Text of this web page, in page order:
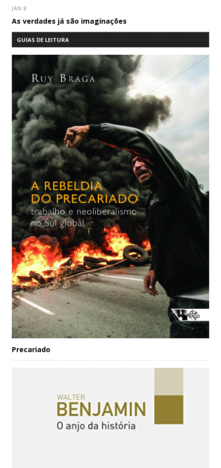
JAN 8
As verdades já são imaginações
GUIAS DE LEITURA
Precariado